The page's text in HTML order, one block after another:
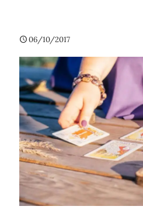
06/10/2017